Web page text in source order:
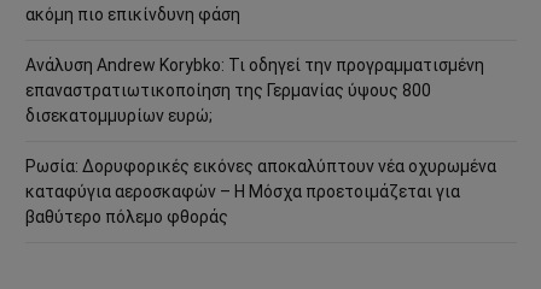
ακόμη πιο επικίνδυνη φάση
Ανάλυση Andrew Korybko: Τι οδηγεί την προγραμματισμένη
επαναστρατιωτικοποίηση της Γερμανίας ύψους 800
δισεκατομμυρίων ευρώ;
Ρωσία: Δορυφορικές εικόνες αποκαλύπτουν νέα οχυρωμένα
καταφύγια αεροσκαφών – Η Μόσχα προετοιμάζεται για
βαθύτερο πόλεμο φθοράς